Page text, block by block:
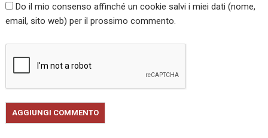
Do il mio consenso affinché un cookie salvi i miei dati (nome,
email, sito web) per il prossimo commento.